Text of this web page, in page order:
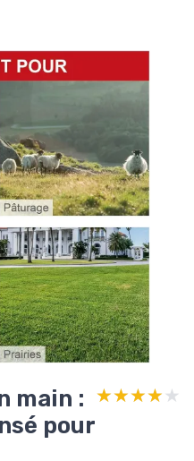
de plus
sans
Si tu entres dans
se défend. Si
et un peu de
et
ailleurs.